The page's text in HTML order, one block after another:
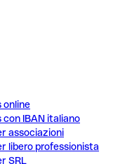
online
con IBAN italiano
associazioni
libero professionista
SRL